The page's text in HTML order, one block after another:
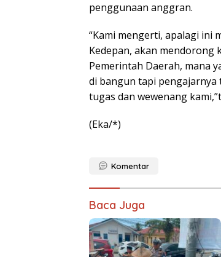
penggunaan anggran.
“Kami mengerti, apalagi ini
Kedepan, akan
Pemerintah Daerah, mana
di bangun tapi pengajarnya
tugas dan wewenang
(Eka/*)
Komentar
Baca Juga